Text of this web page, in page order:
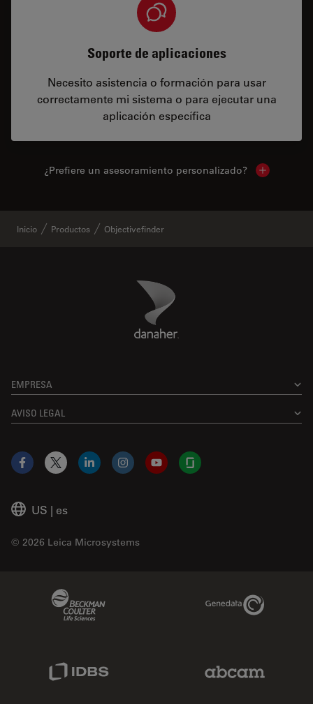
Soporte de aplicaciones
Necesito asistencia o formación para usar
correctamente mi sistema o para ejecutar una
aplicación específica
¿Prefiere un asesoramiento personalizado? Show local
Inicio Productos Objectivefinder
Danaher Logo
EMPRESA
AVISO LEGAL
US | es
© 2026 Leica Microsystems
Facebook
X LinkedInInstagramYouTubeGlassdoor
Genedata Link